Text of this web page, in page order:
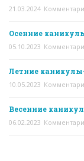
21.03.2024
Осенние
05.10.2023
Летние
10.05.2023
Весенние
06.02.2023